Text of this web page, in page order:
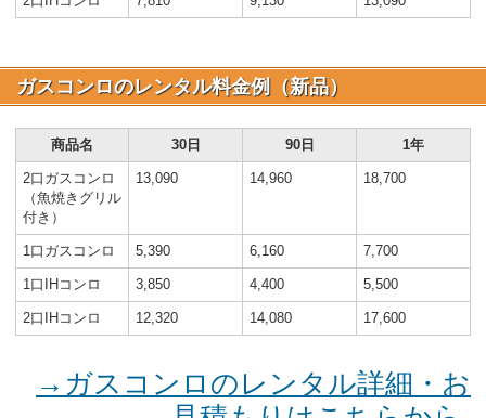
ガスコンロのレンタル料金例（新品）
商品名 30日 90日 1年
2口ガスコンロ
（魚焼きグリル
付き）
13,090 14,960 18,700
1口ガスコンロ 5,390 6,160 7,700
1口IHコンロ 3,850 4,400 5,500
2口IHコンロ 12,320 14,080 17,600
→ガスコンロのレンタル詳細・お